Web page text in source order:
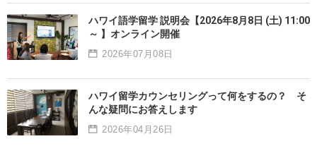
ハワイ語学留学 説明会【2026年8月8日 (土) 11:00
～ 】オンライン開催
2026年07月08日
ハワイ留学カウンセリングって何をするの？ そ
んな疑問にお答えします
2026年04月26日